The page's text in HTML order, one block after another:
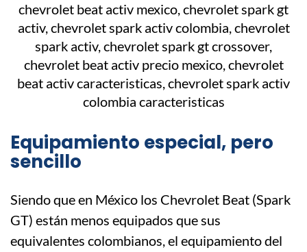
Equipamiento especial, pero
sencillo
Siendo que en México los Chevrolet Beat (Spark
GT) están menos equipados que sus
equivalentes colombianos, el equipamiento del